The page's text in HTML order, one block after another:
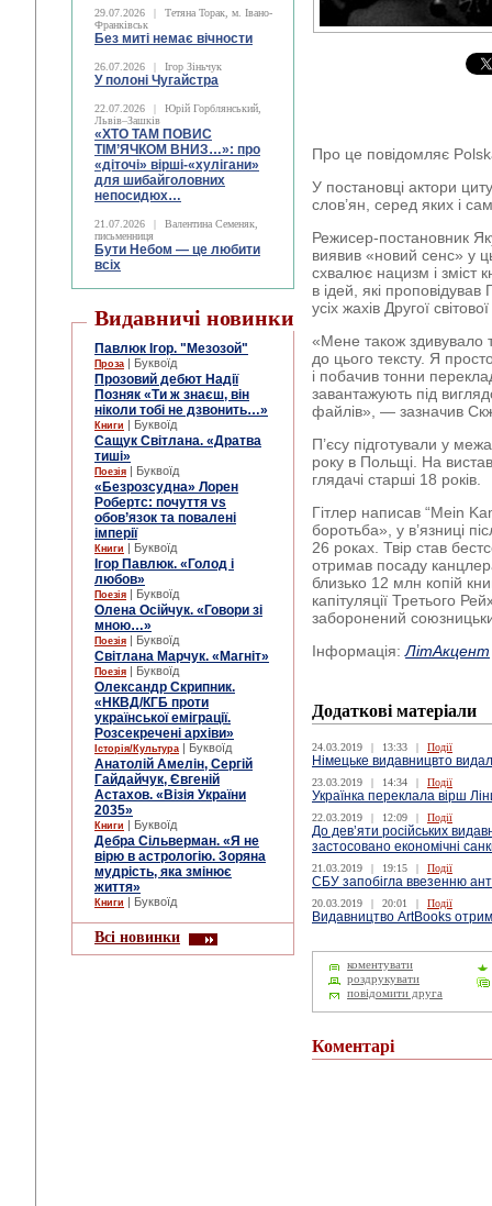
29.07.2026 |
Тетяна Торак, м. Івано-
Франківськ
Без миті немає вічности
26.07.2026 | Ігор Зіньчук
У полоні Чугайстра
22.07.2026 |
Юрій Горблянський,
Львів–Зашків
«ХТО ТАМ ПОВИС
ТІМ’ЯЧКОМ ВНИЗ…»: про
«діточі» вірші-«хулігани»
для шибайголовних
непосидюх…
21.07.2026 |
Валентина Семеняк,
письменниця
Бути Небом ― це любити
всіх
Видавничі новинки
Павлюк Ігор. "Мезозой"
Проза | Буквоїд
Прозовий дебют Надії
Позняк «Ти ж знаєш, він
ніколи тобі не дзвонить…»
Книги | Буквоїд
Сащук Світлана. «Дратва
тиші»
Поезія | Буквоїд
«Безрозсудна» Лорен
Робертс: почуття vs
обов’язок та повалені
імперії
Книги | Буквоїд
Ігор Павлюк. «Голод і
любов»
Поезія | Буквоїд
Олена Осійчук. «Говори зі
мною…»
Поезія | Буквоїд
Світлана Марчук. «Магніт»
Поезія | Буквоїд
Олександр Скрипник.
«НКВД/КГБ проти
української еміграції.
Розсекречені архіви»
Історія/Культура | Буквоїд
Анатолій Амелін, Сергій
Гайдайчук, Євгеній
Астахов. «Візія України
2035»
Книги | Буквоїд
Дебра Сільверман. «Я не
вірю в астрологію. Зоряна
мудрість, яка змінює
життя»
Книги | Буквоїд
Всі новинки
Про це повідомляє
У постановці актори
слов’ян, серед яких і
Режисер-постановник
виявив «новий сенс» у
схвалює нацизм і зміст
в ідей, які
усіх жахів Другої
«Мене також здивувало
до цього тексту. Я
і побачив тонни
завантажують під
файлів», — зазначив
П’єсу підготували у
року в Польщі. На
глядачі старші 18 років.
Гітлер написав “Mein
боротьба», у в’язниці
26 роках. Твір став
отримав посаду
близько 12 млн копій
капітуляції Третього
заборонений
Інформація: ЛітАкцент
Додаткові матеріали
24.03.2019 | 13:33 | Події
Німецьке видавницвто
23.03.2019 | 14:34 | Події
Українка переклала вірш
22.03.2019 | 12:09 | Події
До дев’яти російських
застосовано економічні
21.03.2019 | 19:15 | Події
СБУ запобігла ввезенню
20.03.2019 | 20:01 | Події
Видавництво ArtBooks
коментувати
роздрукувати
повідомити друга
Коментарі